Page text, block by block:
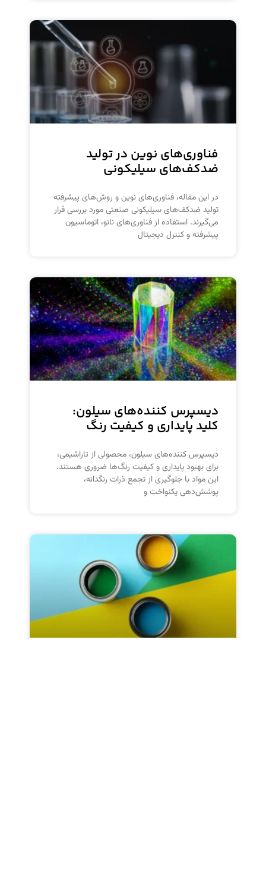
فناوری‌های نوین در تولید
ضدکف‌های سیلیکونی
در این مقاله، فناوری‌های نوین و روش‌های پیشرفته
تولید ضدکف‌های سیلیکونی صنعتی مورد بررسی قرار
می‌گیرند. استفاده از فناوری‌های نانو، اتوماسیون
پیشرفته و کنترل دیجیتال
دیسپرس کننده‌های سیلون:
کلید پایداری و کیفیت رنگ
دیسپرس کننده‌های سیلون، محصولی از تاراشیمی،
برای بهبود پایداری و کیفیت رنگ‌ها ضروری هستند.
این مواد با جلوگیری از تجمع ذرات رنگدانه،
پوشش‌دهی یکنواخت و